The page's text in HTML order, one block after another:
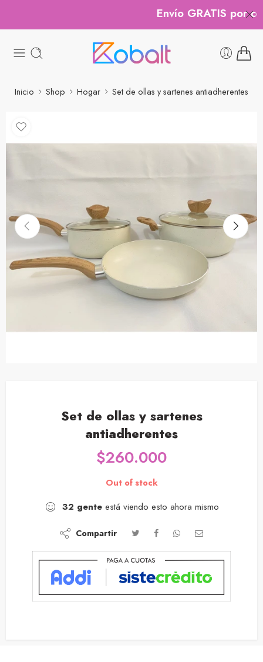
Envío GRATIS por
Inicio Shop Hogar Set de ollas y sartenes antiadherentes
Set de ollas y sartenes
antiadherentes
$260.000
Out of stock
32 genteestá viendo esto ahora mismo
Compartir